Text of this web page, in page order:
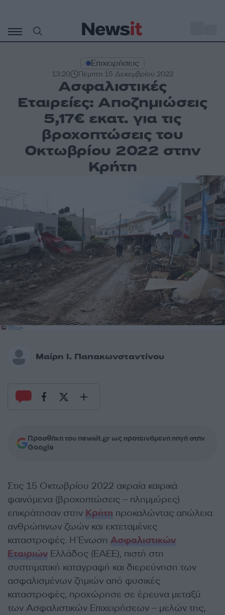
περιεχόμενο
Επιχειρήσεις
13:20 Πέμπτη 15 Δεκεμβρίου 2022
Ασφαλιστικές
Εταιρείες: Αποζημιώσεις
5,17€ εκατ. για τις
βροχοπτώσεις του
Οκτωβρίου 2022 στην
Κρήτη
Μαίρη Ι. Παπακωνσταντίνου
Προσθήκη του newsit.gr ως προτεινόμενη πηγή στην
Google
Στις 15 Οκτωβρίου 2022 ακραία καιρικά
φαινόμενα (βροχοπτώσεις – πλημμύρες)
επικράτησαν στην Κρήτη προκαλώντας απώλεια
ανθρώπινων ζωών και εκτεταμένες
καταστροφές. Η Ένωση Ασφαλιστικών
Εταιριών Ελλάδος (ΕΑΕΕ), πιστή στη
συστηματική καταγραφή και διερεύνηση των
ασφαλισμένων ζημιών από φυσικές
καταστροφές, προχώρησε σε έρευνα μεταξύ
των Ασφαλιστικών Επιχειρήσεων – μελών της,